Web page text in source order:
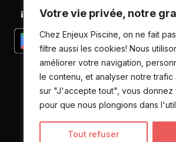
Votre vie privée, notre
Chez Enjeux Piscine, on ne fait
filtre aussi les cookies! Nous
améliorer votre navigation,
le contenu, et analyser notre trafic
sur "J'accepte tout", vous donnez
pour que nous plongions dans
Tout refuser
Linkedin Newsletter